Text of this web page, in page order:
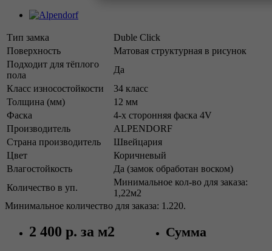
Тип замка
Duble Click
Поверхность
Матовая структурная в рисунок
Подходит для тёплого
пола
Да
Класс износостойкости
34 класс
Толщина (мм)
12 мм
Фаска
4-х сторонняя фаска 4V
Производитель
ALPENDORF
Страна производитель
Швейцария
Цвет
Коричневый
Влагостойкость
Да (замок обработан воском)
Количество в уп.
Минимальное кол-во для заказа:
1,22м2
Минимальное количество для заказа: 1.220.
2 400 р. за м2 Сумма